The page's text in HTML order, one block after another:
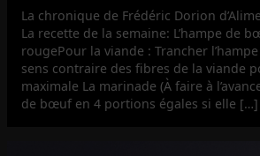
La chronique de Frédéric Dorion
La recette de la semaine: L’hampe de
rougePour la viande : Trancher
sens contraire des fibres de la viande
maximale La marinade (À faire à
de bœuf en 4 portions égales si elle […]